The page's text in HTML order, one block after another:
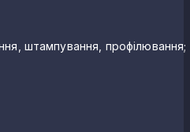
штампування, профілювання;